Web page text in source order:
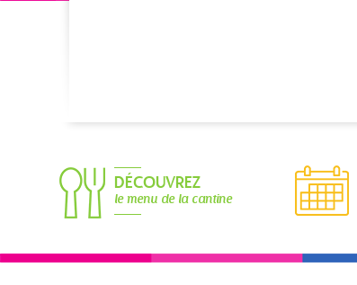
DÉCOUVREZ
le menu de la cantine